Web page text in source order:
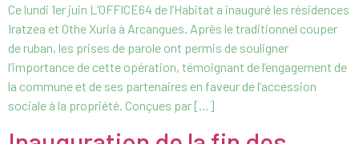
Ce lundi 1er juin L’OFFICE64 de l’Habitat a inauguré les résidences
Iratzea et Othe Xuria à Arcangues. Après le traditionnel couper
de ruban, les prises de parole ont permis de souligner
l’importance de cette opération, témoignant de l’engagement de
la commune et de ses partenaires en faveur de l’accession
sociale à la propriété. Conçues par […]